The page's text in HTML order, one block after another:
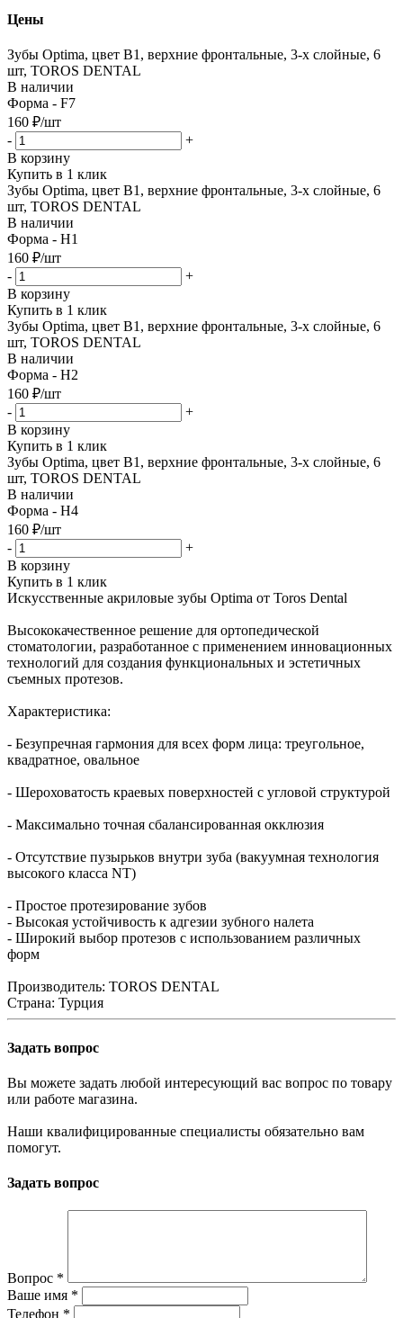
Цены
Зубы Optima, цвет B1, верхние фронтальные, 3-х слойные, 6
шт, TOROS DENTAL
В наличии
Форма - F7
160 ₽/шт
-
+
В корзину
Купить в 1 клик
Зубы Optima, цвет B1, верхние фронтальные, 3-х слойные, 6
шт, TOROS DENTAL
В наличии
Форма - H1
160 ₽/шт
-
+
В корзину
Купить в 1 клик
Зубы Optima, цвет B1, верхние фронтальные, 3-х слойные, 6
шт, TOROS DENTAL
В наличии
Форма - H2
160 ₽/шт
-
+
В корзину
Купить в 1 клик
Зубы Optima, цвет B1, верхние фронтальные, 3-х слойные, 6
шт, TOROS DENTAL
В наличии
Форма - H4
160 ₽/шт
-
+
В корзину
Купить в 1 клик
Искусственные акриловые зубы Optima от Toros Dental
Высококачественное решение для ортопедической
стоматологии, разработанное с применением инновационных
технологий для создания функциональных и эстетичных
съемных протезов.
Характеристика:
- Безупречная гармония для всех форм лица: треугольное,
квадратное, овальное
- Шероховатость краевых поверхностей с угловой структурой
- Максимально точная сбалансированная окклюзия
- Отсутствие пузырьков внутри зуба (вакуумная технология
высокого класса NT)
- Простое протезирование зубов
- Высокая устойчивость к адгезии зубного налета
- Широкий выбор протезов с использованием различных
форм
Производитель: TOROS DENTAL
Страна: Турция
Задать вопрос
Вы можете задать любой интересующий вас вопрос по товару
или работе магазина.
Наши квалифицированные специалисты обязательно вам
помогут.
Задать вопрос
Вопрос *
Ваше имя *
Телефон *